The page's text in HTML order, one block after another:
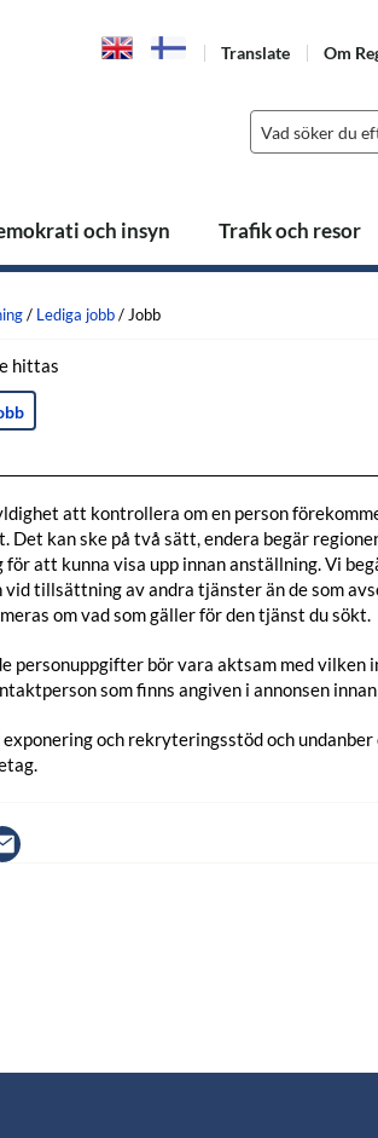
Translate Om
och insyn Trafik och resor
/ Lediga jobb/ Jobb
hittas
att kontrollera om en person
Det kan ske på två sätt, endera begär
att kunna visa upp innan anställning. Vi
tillsättning av andra tjänster än de som
om vad som gäller för den tjänst du sökt.
personuppgifter bör vara aktsam med vilken
som finns angiven i annonsen
och rekryteringsstöd och